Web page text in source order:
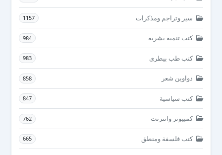
سير وتراجم ومذكرات 1157
كتب تنمية بشرية 984
كتب طب بيطرى 983
دواوين شعر 858
كتب سياسية 847
كمبيوتر وانترنت 762
كتب فلسفة ومنطق 665